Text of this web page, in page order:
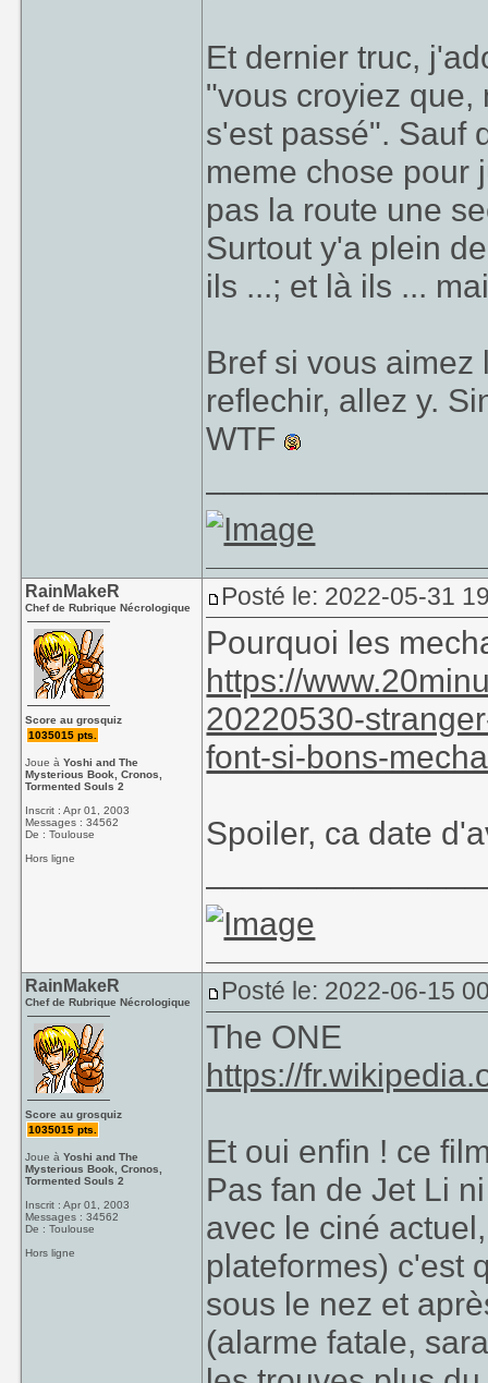
Et dernier truc,
"vous croyiez que,
s'est passé". Sauf
meme chose pour
pas la route une
Surtout y'a plein
ils ...; et là ils ...
Bref si vous
reflechir, allez y.
WTF
RainMakeR
Chef de Rubrique Nécrologique
Score au grosquiz
1035015 pts.
Joue àYoshi and The
Mysterious Book, Cronos,
Tormented Souls 2
Inscrit : Apr 01, 2003
Messages : 34562
De : Toulouse
Hors ligne
Posté le: 2022-05-31
Pourquoi les
https://
20220530-
font-si-bons-
Spoiler, ca date
RainMakeR
Chef de Rubrique Nécrologique
Score au grosquiz
1035015 pts.
Joue àYoshi and The
Mysterious Book, Cronos,
Tormented Souls 2
Inscrit : Apr 01, 2003
Messages : 34562
De : Toulouse
Hors ligne
Posté le: 2022-06-15
The ONE
https://
Et oui enfin ! ce
Pas fan de Jet Li
avec le ciné
plateformes) c'est
sous le nez et
(alarme fatale,